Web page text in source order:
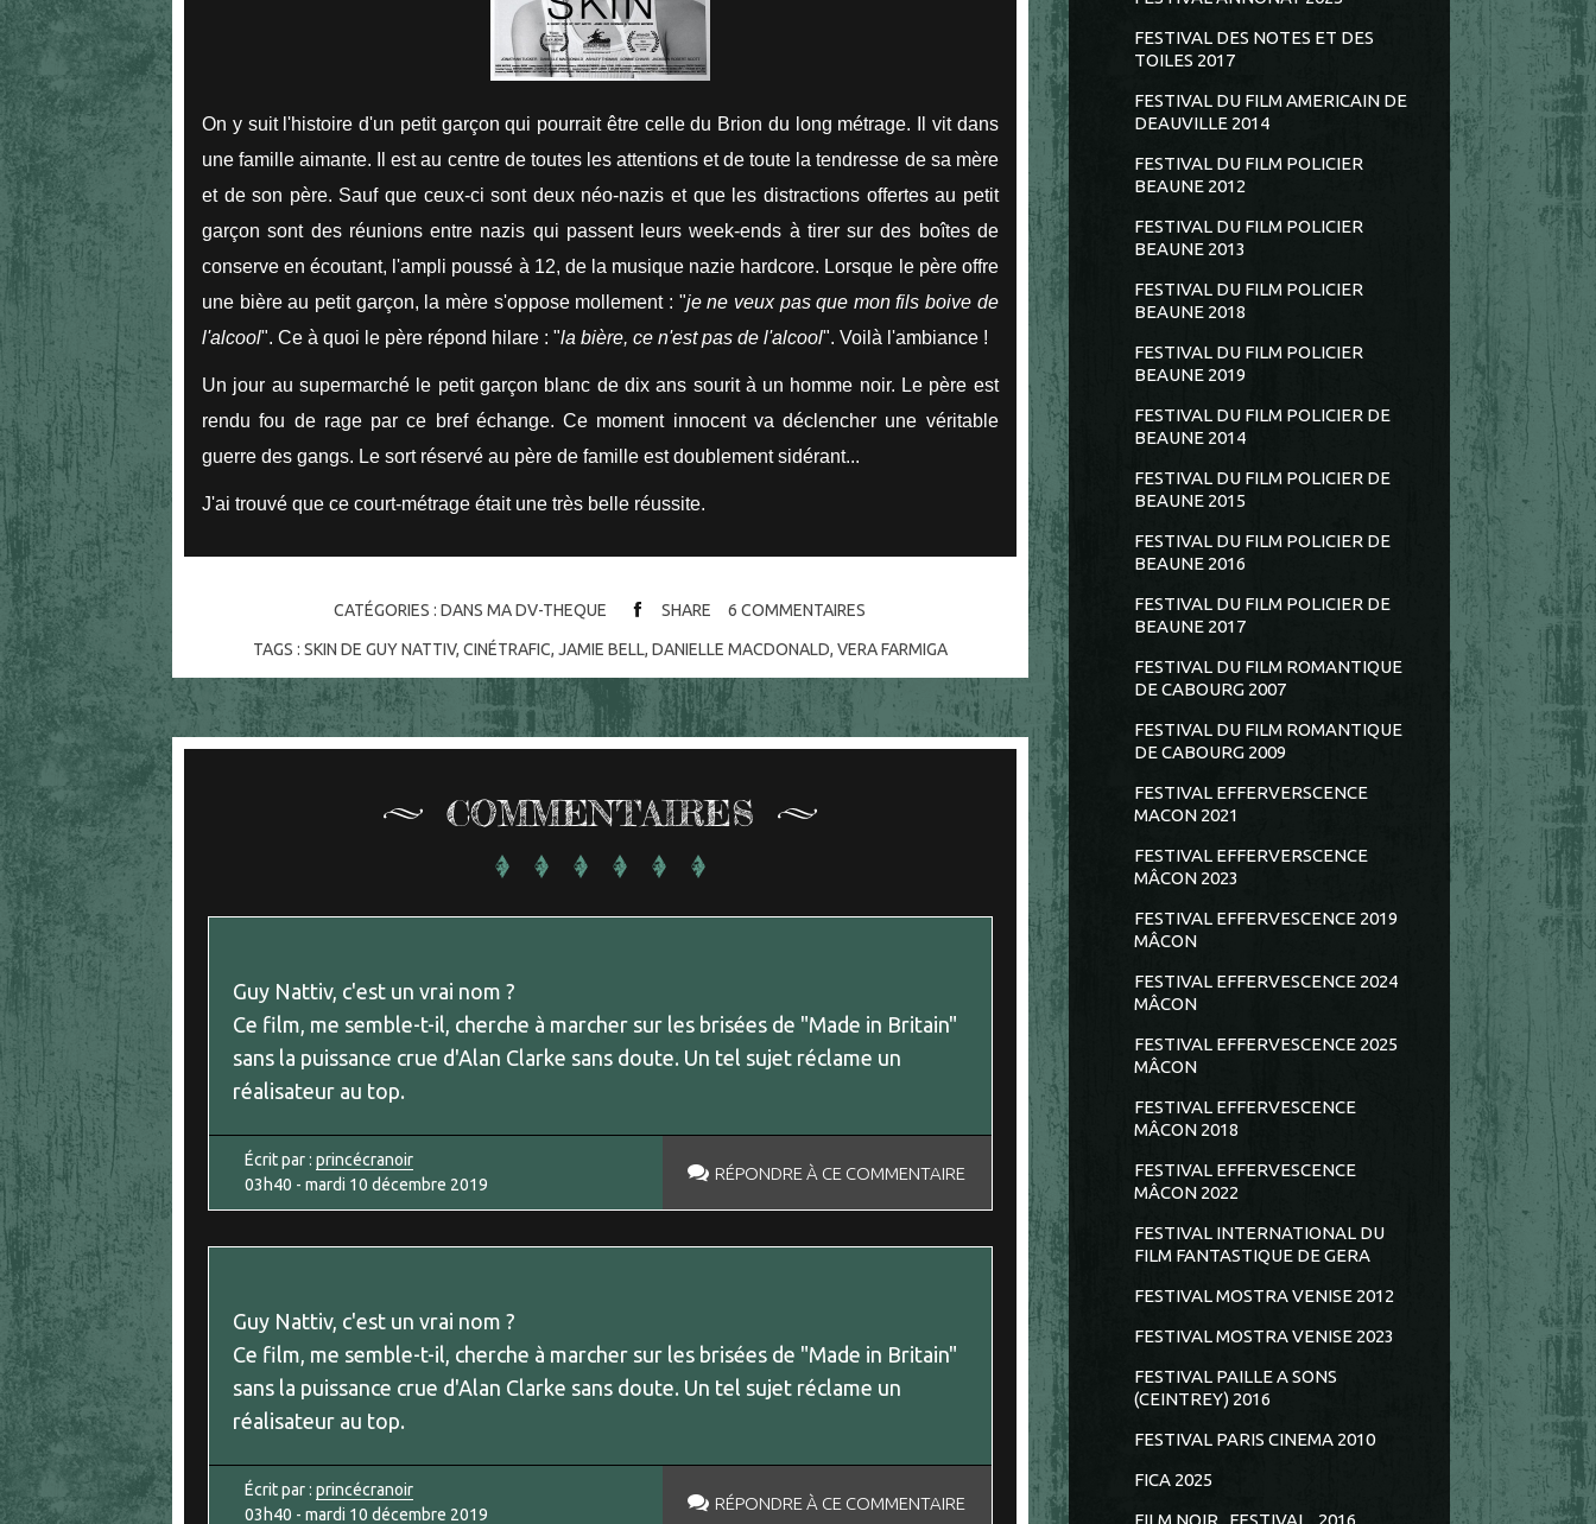
On y suit l'histoire d'un petit garçon qui pourrait être celle du Brion du long métrage. Il vit dans
une famille aimante. Il est au centre de toutes les attentions et de toute la tendresse de sa mère
et de son père. Sauf que ceux-ci sont deux néo-nazis et que les distractions offertes au petit
garçon sont des réunions entre nazis qui passent leurs week-ends à tirer sur des boîtes de
conserve en écoutant, l'ampli poussé à 12, de la musique nazie hardcore. Lorsque le père offre
une bière au petit garçon, la mère s'oppose mollement : "je ne veux pas que mon fils boive de
l'alcool". Ce à quoi le père répond hilare : "la bière, ce n'est pas de l'alcool". Voilà l'ambiance !
Un jour au supermarché le petit garçon blanc de dix ans sourit à un homme noir. Le père est
rendu fou de rage par ce bref échange. Ce moment innocent va déclencher une véritable
guerre des gangs. Le sort réservé au père de famille est doublement sidérant...
J'ai trouvé que ce court-métrage était une très belle réussite.
CATÉGORIES :DANS MA DV-THEQUE SHARE 6 COMMENTAIRES
TAGS : SKIN DE GUY NATTIV, CINÉTRAFIC, JAMIE BELL, DANIELLE MACDONALD, VERA FARMIGA
COMMENTAIRES
Guy Nattiv, c'est un vrai nom ?
Ce film, me semble-t-il, cherche à marcher sur les brisées de "Made in Britain"
sans la puissance crue d'Alan Clarke sans doute. Un tel sujet réclame un
réalisateur au top.
Écrit par : princécranoir
03h40 - mardi 10 décembre 2019
RÉPONDRE À CE COMMENTAIRE
Guy Nattiv, c'est un vrai nom ?
Ce film, me semble-t-il, cherche à marcher sur les brisées de "Made in Britain"
sans la puissance crue d'Alan Clarke sans doute. Un tel sujet réclame un
réalisateur au top.
Écrit par : princécranoir
03h40 - mardi 10 décembre 2019
RÉPONDRE À CE COMMENTAIRE
FESTIVAL DES NOTES ET DES
TOILES 2017
FESTIVAL DU FILM AMERICAIN DE
DEAUVILLE 2014
FESTIVAL DU FILM POLICIER
BEAUNE 2012
FESTIVAL DU FILM POLICIER
BEAUNE 2013
FESTIVAL DU FILM POLICIER
BEAUNE 2018
FESTIVAL DU FILM POLICIER
BEAUNE 2019
FESTIVAL DU FILM POLICIER DE
BEAUNE 2014
FESTIVAL DU FILM POLICIER DE
BEAUNE 2015
FESTIVAL DU FILM POLICIER DE
BEAUNE 2016
FESTIVAL DU FILM POLICIER DE
BEAUNE 2017
FESTIVAL DU FILM ROMANTIQUE
DE CABOURG 2007
FESTIVAL DU FILM ROMANTIQUE
DE CABOURG 2009
FESTIVAL EFFERVERSCENCE
MACON 2021
FESTIVAL EFFERVERSCENCE
MÂCON 2023
FESTIVAL EFFERVESCENCE 2019
MÂCON
FESTIVAL EFFERVESCENCE 2024
MÂCON
FESTIVAL EFFERVESCENCE 2025
MÂCON
FESTIVAL EFFERVESCENCE
MÂCON 2018
FESTIVAL EFFERVESCENCE
MÂCON 2022
FESTIVAL INTERNATIONAL DU
FILM FANTASTIQUE DE GERA
FESTIVAL MOSTRA VENISE 2012
FESTIVAL MOSTRA VENISE 2023
FESTIVAL PAILLE A SONS
(CEINTREY) 2016
FESTIVAL PARIS CINEMA 2010
FICA 2025